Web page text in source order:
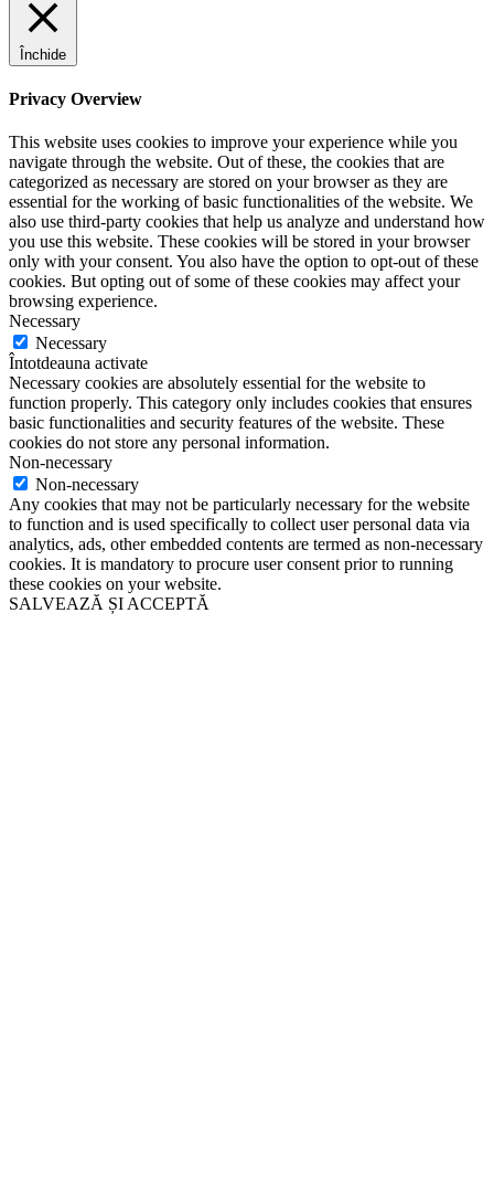
Închide
Privacy Overview
This website uses cookies to improve your experience while you
navigate through the website. Out of these, the cookies that are
categorized as necessary are stored on your browser as they are
essential for the working of basic functionalities of the website. We
also use third-party cookies that help us analyze and understand how
you use this website. These cookies will be stored in your browser
only with your consent. You also have the option to opt-out of these
cookies. But opting out of some of these cookies may affect your
browsing experience.
Necessary
Necessary
Întotdeauna activate
Necessary cookies are absolutely essential for the website to
function properly. This category only includes cookies that ensures
basic functionalities and security features of the website. These
cookies do not store any personal information.
Non-necessary
Non-necessary
Any cookies that may not be particularly necessary for the website
to function and is used specifically to collect user personal data via
analytics, ads, other embedded contents are termed as non-necessary
cookies. It is mandatory to procure user consent prior to running
these cookies on your website.
SALVEAZĂ ȘI ACCEPTĂ